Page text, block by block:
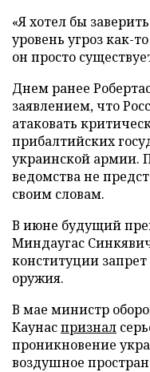
«Я хотел бы
уровень угроз как-
он просто
Днем ранее
заявлением, что
атаковать
прибалтийских
украинской армии.
ведомства не
своим словам.
В июне будущий
Миндаугас
конституции
оружия.
В мае министр
Каунаспризнал
проникновение
воздушное